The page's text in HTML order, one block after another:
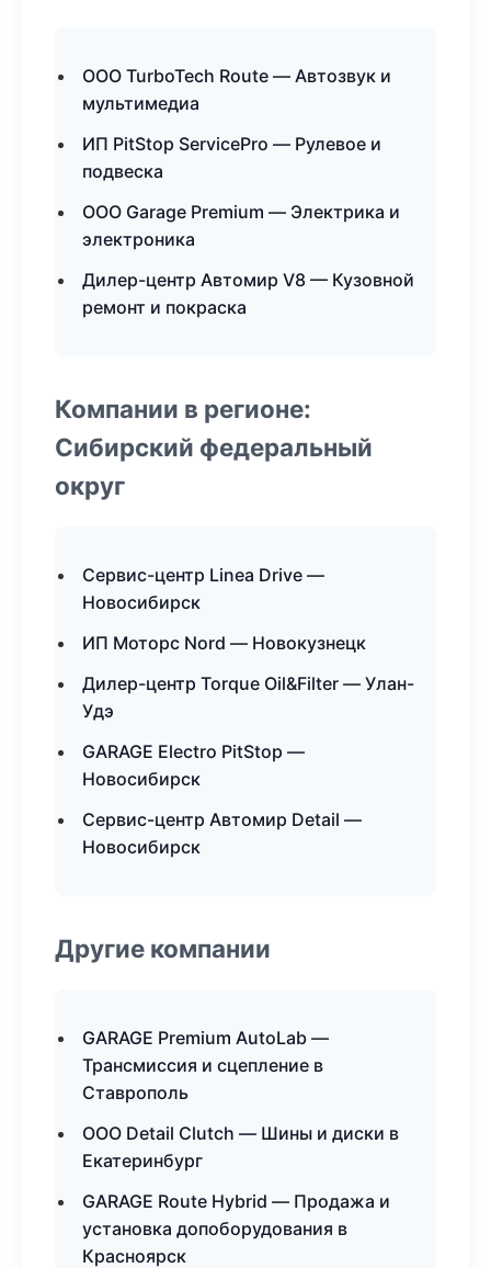
ООО TurboTech Route — Автозвук и
мультимедиа
ИП PitStop ServicePro — Рулевое и
подвеска
ООО Garage Premium — Электрика и
электроника
Дилер-центр Автомир V8 — Кузовной
ремонт и покраска
Компании в регионе:
Сибирский федеральный
округ
Сервис-центр Linea Drive —
Новосибирск
ИП Моторс Nord — Новокузнецк
Дилер-центр Torque Oil&Filter — Улан-
Удэ
GARAGE Electro PitStop —
Новосибирск
Сервис-центр Автомир Detail —
Новосибирск
Другие компании
GARAGE Premium AutoLab —
Трансмиссия и сцепление в
Ставрополь
ООО Detail Clutch — Шины и диски в
Екатеринбург
GARAGE Route Hybrid — Продажа и
установка допоборудования в
Красноярск